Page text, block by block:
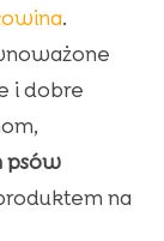
.
i dobre
psów
na